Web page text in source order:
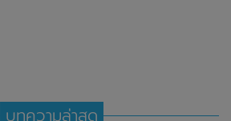
บทความล่าสุด